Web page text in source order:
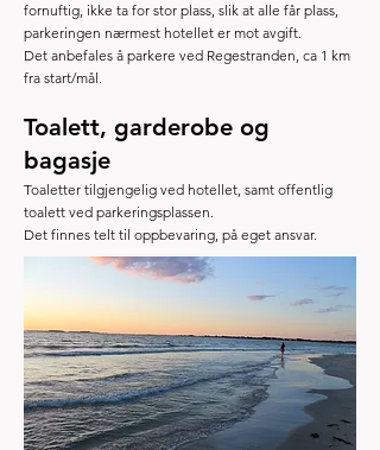
fornuftig, ikke ta for stor plass, slik at alle får plass,
parkeringen nærmest hotellet er mot avgift.
Det anbefales å parkere ved Regestranden, ca 1 km
fra start/mål.
Toalett, garderobe og
bagasje
Toaletter tilgjengelig ved hotellet, samt offentlig
toalett ved parkeringsplassen.
Det finnes telt til oppbevaring, på eget ansvar.